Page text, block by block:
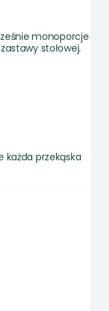
monoporcje
stołowej.
każda przekąska